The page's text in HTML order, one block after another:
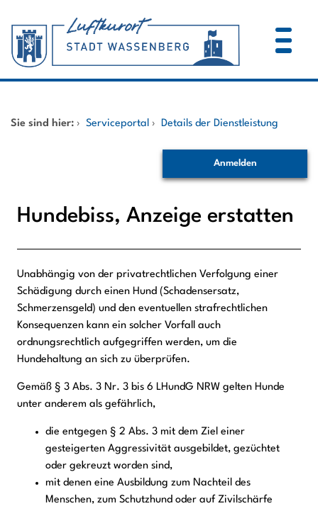
Dienstleistungen A-Z
Sie sind hier: › Serviceportal › Details der Dienstleistung
Anmelden
Hundebiss, Anzeige erstatten
Beschreibung
Unabhängig von der privatrechtlichen Verfolgung einer
Schädigung durch einen Hund (Schadensersatz,
Schmerzensgeld) und den eventuellen strafrechtlichen
Konsequenzen kann ein solcher Vorfall auch
ordnungsrechtlich aufgegriffen werden, um die
Hundehaltung an sich zu überprüfen.
Gemäß § 3 Abs. 3 Nr. 3 bis 6 LHundG NRW gelten Hunde
unter anderem als gefährlich,
die entgegen § 2 Abs. 3 mit dem Ziel einer
gesteigerten Aggressivität ausgebildet, gezüchtet
oder gekreuzt worden sind,
mit denen eine Ausbildung zum Nachteil des
Menschen, zum Schutzhund oder auf Zivilschärfe